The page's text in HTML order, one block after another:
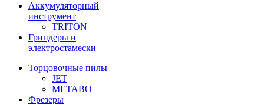
Аккумуляторный
инструмент
TRITON
Гриндеры и
электростамески
Торцовочные пилы
JET
METABO
Фрезеры